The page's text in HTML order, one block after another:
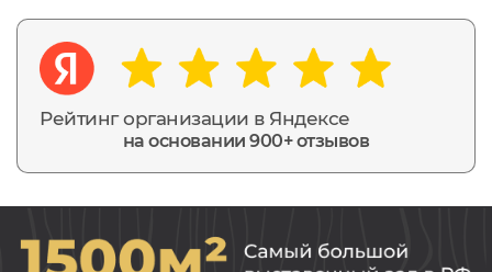
Рейтинг организации в Яндексе
на основании 900+ отзывов